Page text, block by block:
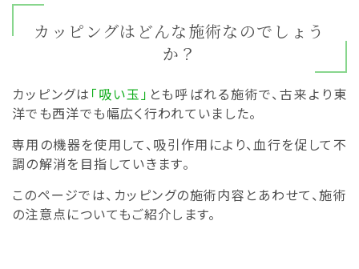
カッピングはどんな施術なのでしょう
か？
カッピングは 「吸い玉」 とも呼ばれる施術で、古来より東
洋でも西洋でも幅広く行われていました。
専用の機器を使用して、吸引作用により、血行を促して不
調の解消を目指していきます。
このページでは、カッピングの施術内容とあわせて、施術
の注意点についてもご紹介します。